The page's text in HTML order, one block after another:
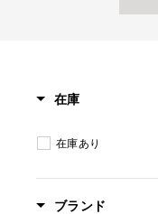
在庫
在庫あり
ブランド